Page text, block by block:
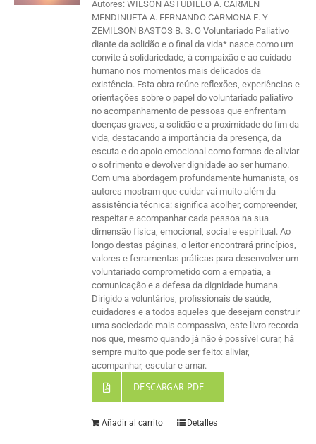
Autores: WILSON ASTUDILLO A. CARMEN
MENDINUETA A. FERNANDO CARMONA E. Y
ZEMILSON BASTOS B. S. O Voluntariado Paliativo
diante da solidão e o final da vida* nasce como um
convite à solidariedade, à compaixão e ao cuidado
humano nos momentos mais delicados da
existência. Esta obra reúne reflexões, experiências e
orientações sobre o papel do voluntariado paliativo
no acompanhamento de pessoas que enfrentam
doenças graves, a solidão e a proximidade do fim da
vida, destacando a importância da presença, da
escuta e do apoio emocional como formas de aliviar
o sofrimento e devolver dignidade ao ser humano.
Com uma abordagem profundamente humanista, os
autores mostram que cuidar vai muito além da
assistência técnica: significa acolher, compreender,
respeitar e acompanhar cada pessoa na sua
dimensão física, emocional, social e espiritual. Ao
longo destas páginas, o leitor encontrará princípios,
valores e ferramentas práticas para desenvolver um
voluntariado comprometido com a empatia, a
comunicação e a defesa da dignidade humana.
Dirigido a voluntários, profissionais de saúde,
cuidadores e a todos aqueles que desejam construir
uma sociedade mais compassiva, este livro recorda-
nos que, mesmo quando já não é possível curar, há
sempre muito que pode ser feito: aliviar,
acompanhar, escutar e amar.
DESCARGAR PDF
Añadir al carrito Detalles